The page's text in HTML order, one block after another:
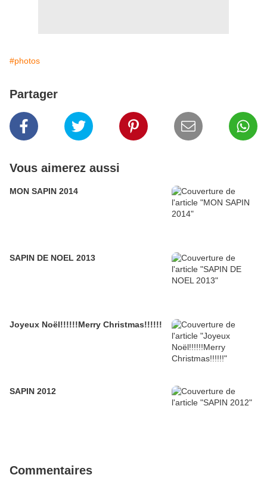
#photos
Partager
Vous aimerez aussi
MON SAPIN 2014
SAPIN DE NOEL 2013
Joyeux Noël!!!!!!Merry Christmas!!!!!!
SAPIN 2012
Commentaires